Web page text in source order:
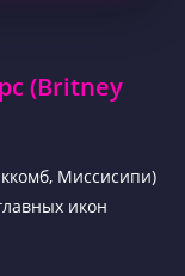
(Britney
Миссисипи)
икон